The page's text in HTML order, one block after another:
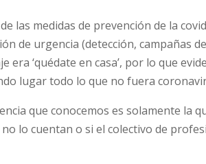
las medidas de prevención de la
de urgencia (detección, campañas
era ‘quédate en casa’, por lo que
lugar todo lo que no fuera
que conocemos es solamente la
lo cuentan o si el colectivo de